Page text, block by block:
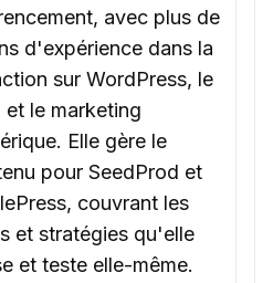
avec plus de
d'expérience dans la
sur WordPress, le
et le marketing
Elle gère le
pour SeedProd et
couvrant les
et stratégies qu'elle
et teste elle-même.